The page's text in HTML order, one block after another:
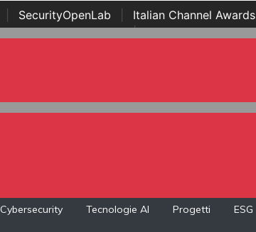
SecurityOpenLab Italian Channel Awards
Awards | ...
Cybersecurity Tecnologie AI Progetti ESG